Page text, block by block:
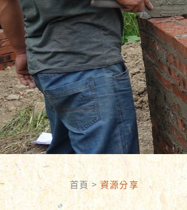
首頁 > 資源分享